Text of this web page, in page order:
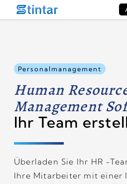
put google tag in file
Personalmanagement
Human
Management
Ihr Team
Überladen Sie Ihr HR -
Ihre Mitarbeiter mit einer